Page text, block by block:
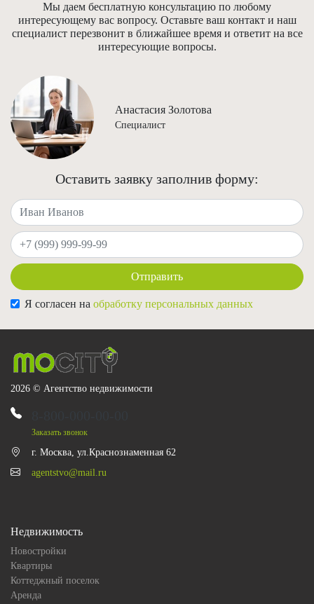
Мы даем бесплатную консультацию по любому
интересующему вас вопросу. Оставьте ваш контакт и наш
специалист перезвонит в ближайшее время и ответит на все
интересующие вопросы.
Анастасия Золотова
Специалист
Оставить заявку заполнив форму:
Ваше имя
Ваш телефон
Отправить
Я согласен на обработку персональных данных
2026 © Агентство недвижимости
Заказать звонок
г. Москва, ул.Краснознаменная 62
agentstvo@mail.ru
Недвижимость
Новостройки
Квартиры
Коттеджный поселок
Аренда